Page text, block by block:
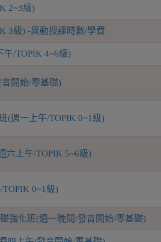
2~3級)
3級) -異動授課時數/學費
午/TOPIK 4~6級)
音開始/零基礎)
(週一上午/TOPIK 0~1級)
六上午/TOPIK 5~6級)
TOPIK 0~1級)
強化班(週一晚間/發音開始/零基礎)